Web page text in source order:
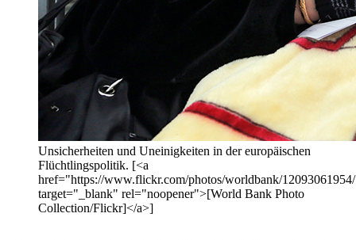
Unsicherheiten und Uneinigkeiten in der europäischen
Flüchtlingspolitik. [<a
href="https://www.flickr.com/photos/worldbank/
target="_blank" rel="noopener">[World Bank Photo
Collection/Flickr]</a>]